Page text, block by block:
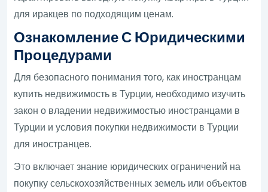
для иракцев по подходящим ценам.
Ознакомление С Юридическими
Процедурами
Для безопасного понимания того, как иностранцам
купить недвижимость в Турции, необходимо изучить
закон о владении недвижимостью иностранцами в
Турции и условия покупки недвижимости в Турции
для иностранцев.
Это включает знание юридических ограничений на
покупку сельскохозяйственных земель или объектов